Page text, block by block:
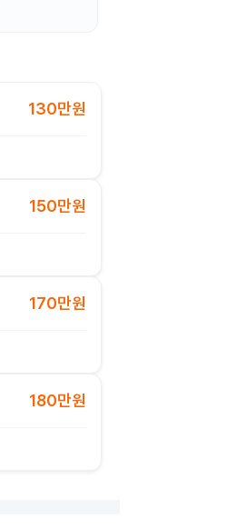
130만원
150만원
170만원
180만원